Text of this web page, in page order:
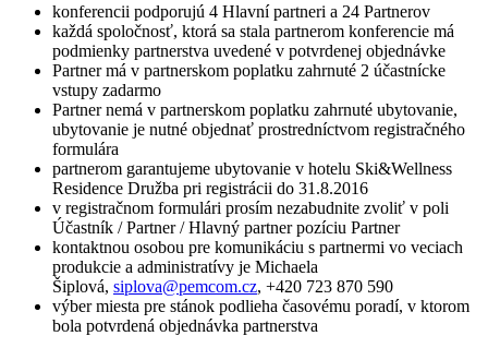
konferencii podporujú 4 Hlavní partneri a 24 Partnerov
každá spoločnosť, ktorá sa stala partnerom konferencie má
podmienky partnerstva uvedené v potvrdenej objednávke
Partner má v partnerskom poplatku zahrnuté 2 účastnícke
vstupy zadarmo
Partner nemá v partnerskom poplatku zahrnuté ubytovanie,
ubytovanie je nutné objednať prostredníctvom registračného
formulára
partnerom garantujeme ubytovanie v hotelu Ski&Wellness
Residence Družba pri registrácii do 31.8.2016
v registračnom formulári prosím nezabudnite zvoliť v poli
Účastník / Partner / Hlavný partner pozíciu Partner
kontaktnou osobou pre komunikáciu s partnermi vo veciach
produkcie a administratívy je Michaela
Šiplová, siplova@pemcom.cz, +420 723 870 590
výber miesta pre stánok podlieha časovému poradí, v ktorom
bola potvrdená objednávka partnerstva